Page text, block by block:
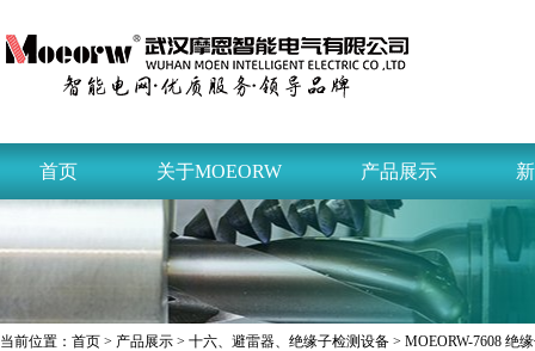
首页 关于MOEORW 产品展示
当前位置： 首页 > 产品展示 > 十六、避雷器、绝缘子检测设备 > MOEORW-7608 绝